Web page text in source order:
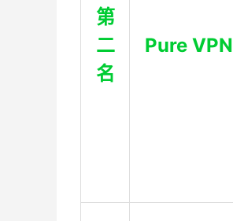
第
二
名
Pure VPN